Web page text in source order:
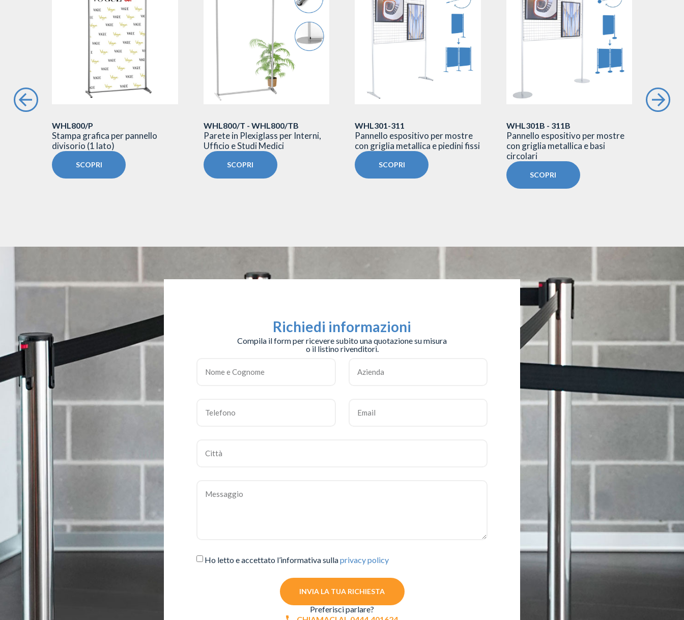
WHL800/P
Stampa grafica per pannello
divisorio (1 lato)
SCOPRI
WHL800/T - WHL800/TB
Parete in Plexiglass per Interni,
Ufficio e Studi Medici
SCOPRI
WHL301-311
Pannello espositivo per mostre
con griglia metallica e piedini fissi
SCOPRI
WHL301B - 311B
Pannello espositivo per mostre
con griglia metallica e basi
circolari
SCOPRI
Richiedi informazioni
Compila il form per ricevere subito una quotazione su misura
o il listino rivenditori.
Ho letto e accettato l’informativa sullaprivacy policy
INVIA LA TUA RICHIESTA
Preferisci parlare?